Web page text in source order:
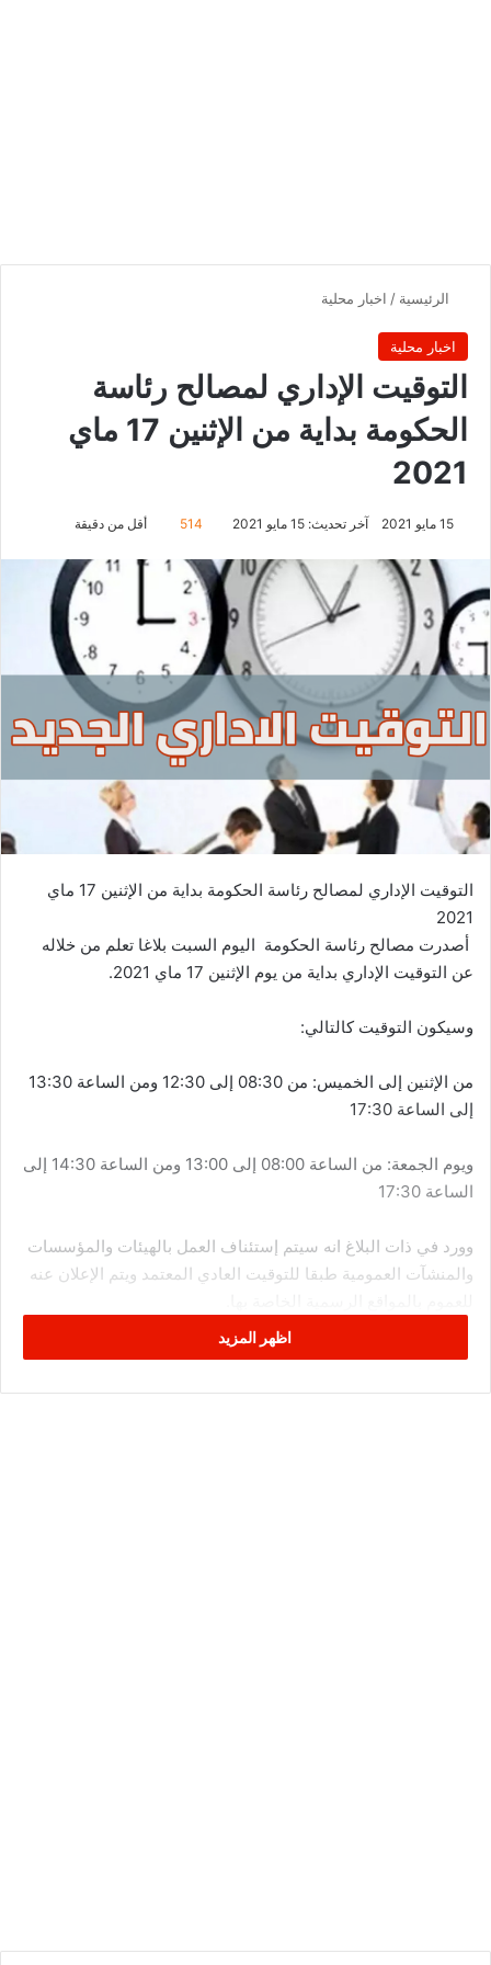
الرئيسية / اخبار محلية
اخبار محلية
التوقيت الإداري لمصالح رئاسة
الحكومة بداية من الإثنين 17 ماي
2021
15 مايو 2021 آخر تحديث: 15 مايو 2021 514 أقل من دقيقة
التوقيت الإداري لمصالح رئاسة الحكومة بداية من الإثنين 17 ماي
2021
أصدرت مصالح رئاسة الحكومة اليوم السبت بلاغا تعلم من خلاله
عن التوقيت الإداري بداية من يوم الإثنين 17 ماي 2021.
وسيكون التوقيت كالتالي:
من الإثنين إلى الخميس: من 08:30 إلى 12:30 ومن الساعة 13:30
إلى الساعة 17:30
ويوم الجمعة: من الساعة 08:00 إلى 13:00 ومن الساعة 14:30 إلى
الساعة 17:30
وورد في ذات البلاغ انه سيتم إستئناف العمل بالهيئات والمؤسسات
والمنشآت العمومية طبقا للتوقيت العادي المعتمد ويتم الإعلان عنه
اظهر المزيد